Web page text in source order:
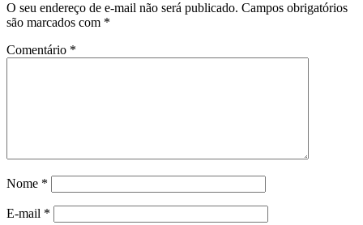
O seu endereço de e-mail não será publicado. Campos obrigatórios
são marcados com *
Comentário *
Nome *
E-mail *